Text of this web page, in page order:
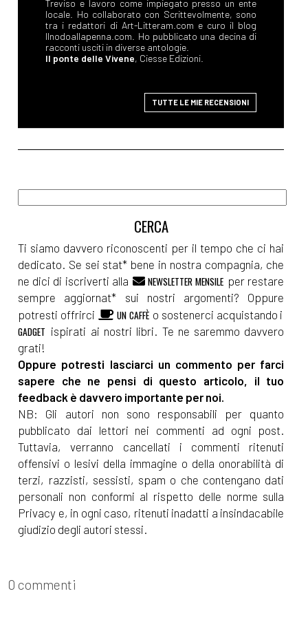
Treviso e lavoro come impiegato presso un ente
locale. Ho collaborato con Scrittevolmente, sono
tra i redattori di Art-Litteram.com e curo il blog
Ilnodoallapenna.com. Ho pubblicato una decina di
racconti usciti in diverse antologie.
Il ponte delle Vivene, Ciesse Edizioni.
TUTTE LE MIE RECENSIONI
Ti siamo davvero riconoscenti per il tempo che ci hai
dedicato. Se sei stat* bene in nostra compagnia, che
ne dici di iscriverti alla
NEWSLETTER MENSILE per restare
sempre aggiornat* sui nostri argomenti? Oppure
potresti offrirci
UN CAFFÈ o sostenerci acquistando i
GADGET ispirati ai nostri libri. Te ne saremmo davvero
grati!
Oppure potresti lasciarci un commento per farci
sapere che ne pensi di questo articolo, il tuo
feedback è davvero importante per noi.
NB: Gli autori non sono responsabili per quanto
pubblicato dai lettori nei commenti ad ogni post.
Tuttavia, verranno cancellati i commenti ritenuti
offensivi o lesivi della immagine o della onorabilità di
terzi, razzisti, sessisti, spam o che contengano dati
personali non conformi al rispetto delle norme sulla
Privacy e, in ogni caso, ritenuti inadatti a insindacabile
giudizio degli autori stessi.
0 commenti